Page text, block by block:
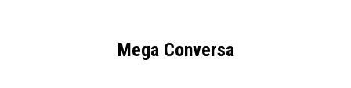
Mega Conversa